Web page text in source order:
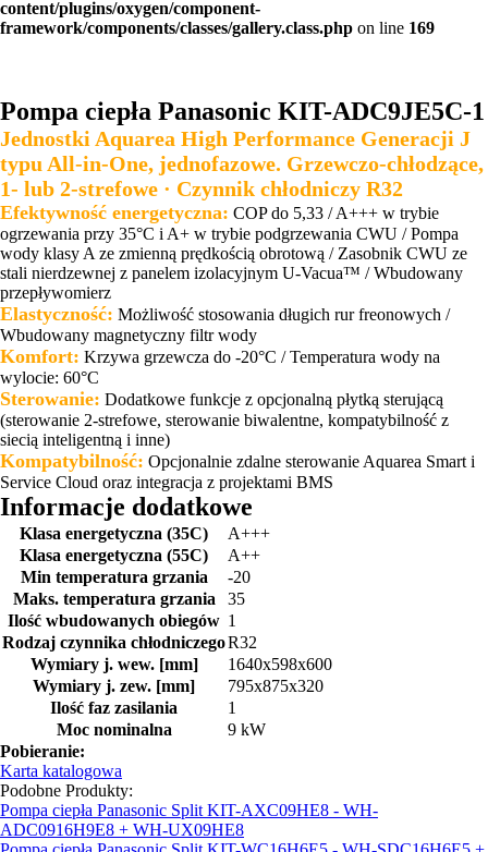
content/plugins/oxygen/component-
framework/components/classes/gallery.class.php on line 169
Pompa ciepła Panasonic KIT-ADC9JE5C-1
Jednostki Aquarea High Performance Generacji J
typu All-in-One, jednofazowe. Grzewczo-chłodzące,
1- lub 2-strefowe · Czynnik chłodniczy R32
Efektywność energetyczna: COP do 5,33 / A+++ w trybie
ogrzewania przy 35°C i A+ w trybie podgrzewania CWU / Pompa
wody klasy A ze zmienną prędkością obrotową / Zasobnik CWU ze
stali nierdzewnej z panelem izolacyjnym U-Vacua™ / Wbudowany
przepływomierz
Elastyczność: Możliwość stosowania długich rur freonowych /
Wbudowany magnetyczny filtr wody
Komfort: Krzywa grzewcza do -20°C / Temperatura wody na
wylocie: 60°C
Sterowanie: Dodatkowe funkcje z opcjonalną płytką sterującą
(sterowanie 2-strefowe, sterowanie biwalentne, kompatybilność z
siecią inteligentną i inne)
Kompatybilność: Opcjonalnie zdalne sterowanie Aquarea Smart i
Service Cloud oraz integracja z projektami BMS
Informacje dodatkowe
Klasa energetyczna (35C)
A+++
Klasa energetyczna (55C)
A++
Min temperatura grzania
-20
Maks. temperatura grzania
35
Ilość wbudowanych obiegów 1
Rodzaj czynnika chłodniczegoR32
Wymiary j. wew. [mm]
1640x598x600
Wymiary j. zew. [mm]
795x875x320
Ilość faz zasilania
1
Moc nominalna
9 kW
Pobieranie:
Karta katalogowa
Podobne Produkty:
Pompa ciepła Panasonic Split KIT-AXC09HE8 - WH-
ADC0916H9E8 + WH-UX09HE8